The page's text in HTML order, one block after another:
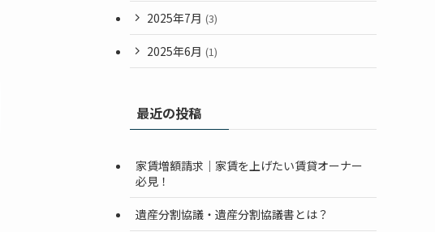
2025年7月 (3)
2025年6月 (1)
最近の投稿
家賃増額請求｜家賃を上げたい賃貸オーナー
必見！
遺産分割協議・遺産分割協議書とは？